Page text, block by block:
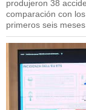
produjeron 38
comparación con
primeros seis meses